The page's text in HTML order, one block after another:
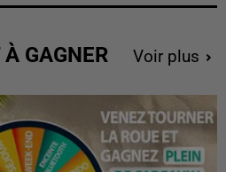
GAGNER Voir plus